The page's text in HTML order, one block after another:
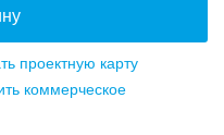
проектную карту
коммерческое